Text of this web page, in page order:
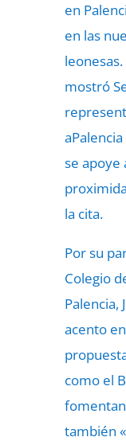
en
en las
mostró
se apoye
la cita.
Por su
Colegio
Palencia,
acento
como el
también